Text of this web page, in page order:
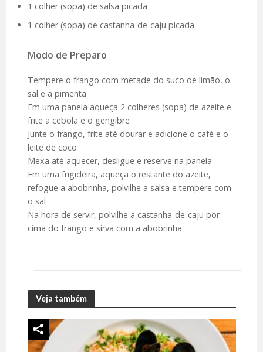
1 colher (sopa) de salsa picada
1 colher (sopa) de castanha-de-caju picada
Modo de Preparo
Tempere o frango com metade do suco de limão, o
sal e a pimenta
Em uma panela aqueça 2 colheres (sopa) de azeite e
frite a cebola e o gengibre
Junte o frango, frite até dourar e adicione o café e o
leite de coco
Mexa até aquecer, desligue e reserve na panela
Em uma frigideira, aqueça o restante do azeite,
refogue a abobrinha, polvilhe a salsa e tempere com
o sal
Na hora de servir, polvilhe a castanha-de-caju por
cima do frango e sirva com a abobrinha
Veja também